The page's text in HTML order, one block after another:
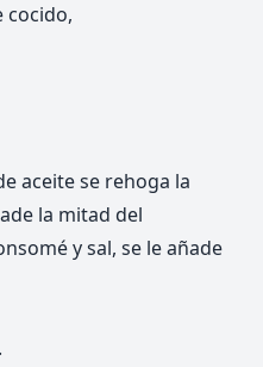
cocido,
aceite se rehoga la
la mitad del
y sal, se le añade